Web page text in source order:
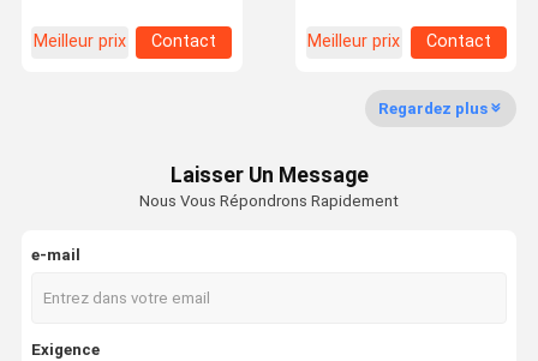
Visite De
Contrôle De
Demandez
Masterbatch antistatique
Masterbatch en plastique
Colorant Masterbatch
Meilleur prix Contact
Meilleur prix Contact
Regardez plus
Laisser Un Message
Nous Vous Répondrons Rapidement
e-mail
Exigence